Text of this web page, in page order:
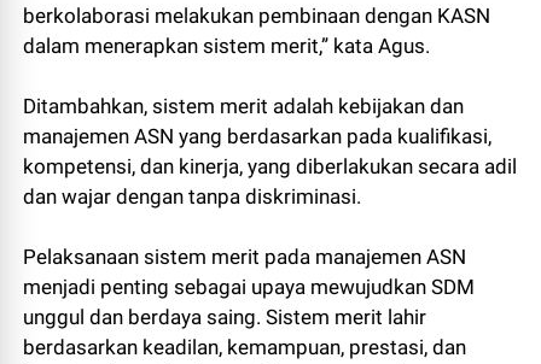
berkolaborasi melakukan pembinaan dengan KASN
dalam menerapkan sistem merit,” kata Agus.
Ditambahkan, sistem merit adalah kebijakan dan
manajemen ASN yang berdasarkan pada kualifikasi,
kompetensi, dan kinerja, yang diberlakukan secara adil
dan wajar dengan tanpa diskriminasi.
Pelaksanaan sistem merit pada manajemen ASN
menjadi penting sebagai upaya mewujudkan SDM
unggul dan berdaya saing. Sistem merit lahir
berdasarkan keadilan, kemampuan, prestasi, dan